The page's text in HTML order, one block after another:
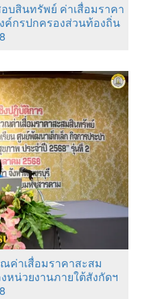
บสินทรัพย์ ค่าเสื่อมราคา
กรปกครองส่วนท้องถิ่น
ค่าเสื่อมราคาสะสม
น่วยงานภายใต้สังกัดฯ